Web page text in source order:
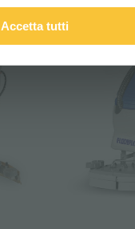
Accetta tutti